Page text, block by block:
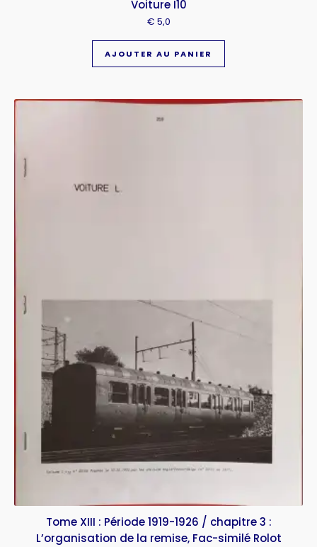
Voiture I10
€ 5,0
AJOUTER AU PANIER
Tome XIII : Période 1919-1926 / chapitre 3 :
L’organisation de la remise, Fac-similé Rolot